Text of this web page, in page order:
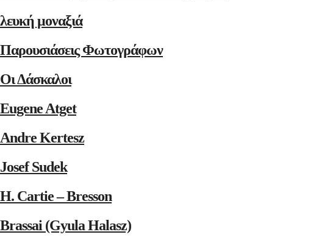
λευκή μοναξιά
Παρουσιάσεις Φωτογράφων
Οι Δάσκαλοι
Eugene Atget
Andre Kertesz
Josef Sudek
H. Cartie – Bresson
Brassai (Gyula Halasz)